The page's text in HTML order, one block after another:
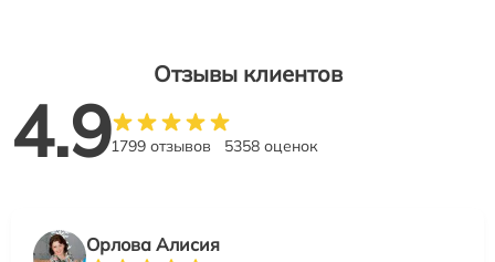
Отзывы клиентов
4.91799 отзывов 5358 оценок
Орлова Алисия